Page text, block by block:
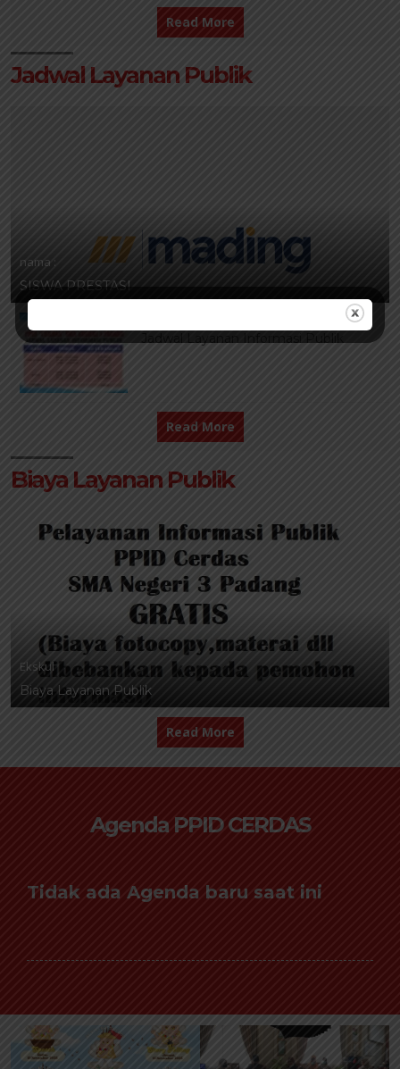
Read More
Jadwal Layanan Publik
nama :
SISWA PRESTASI
Read More
Biaya Layanan Publik
Ekskul
Biaya Layanan Publik
Read More
Agenda PPID CERDAS
Tidak ada Agenda baru saat ini